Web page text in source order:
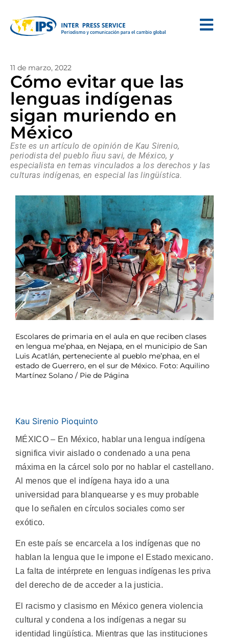
11 de marzo, 2022
Cómo evitar que las
lenguas indígenas
sigan muriendo en
México
Este es un artículo de opinión de Kau Sirenio,
periodista del pueblo ñuu savi, de México, y
especialista en temas vinculados a los derechos y las
culturas indígenas, en especial las lingüística.
Escolares de primaria en el aula en que reciben clases
en lengua me’phaa, en Nejapa, en el municipio de San
Luis Acatlán, perteneciente al pueblo me’phaa, en el
estado de Guerrero, en el sur de México. Foto: Aquilino
Martínez Solano / Pie de Página
Kau Sirenio Pioquinto
MÉXICO – En México, hablar una lengua indígena
significa vivir aislado o condenado a una pena
máxima en la cárcel solo por no hablar el castellano.
Al menos que el indígena haya ido a una
universidad para blanquearse y es muy probable
que lo señalen en círculos sociales como ser
exótico.
En este país se encarcela a los indígenas que no
hablan la lengua que le impone el Estado mexicano.
La falta de intérprete en lenguas indígenas les priva
del derecho de de acceder a la justicia.
El racismo y clasismo en México genera violencia
cultural y condena a los indígenas a negar su
identidad lingüística. Mientras que las instituciones